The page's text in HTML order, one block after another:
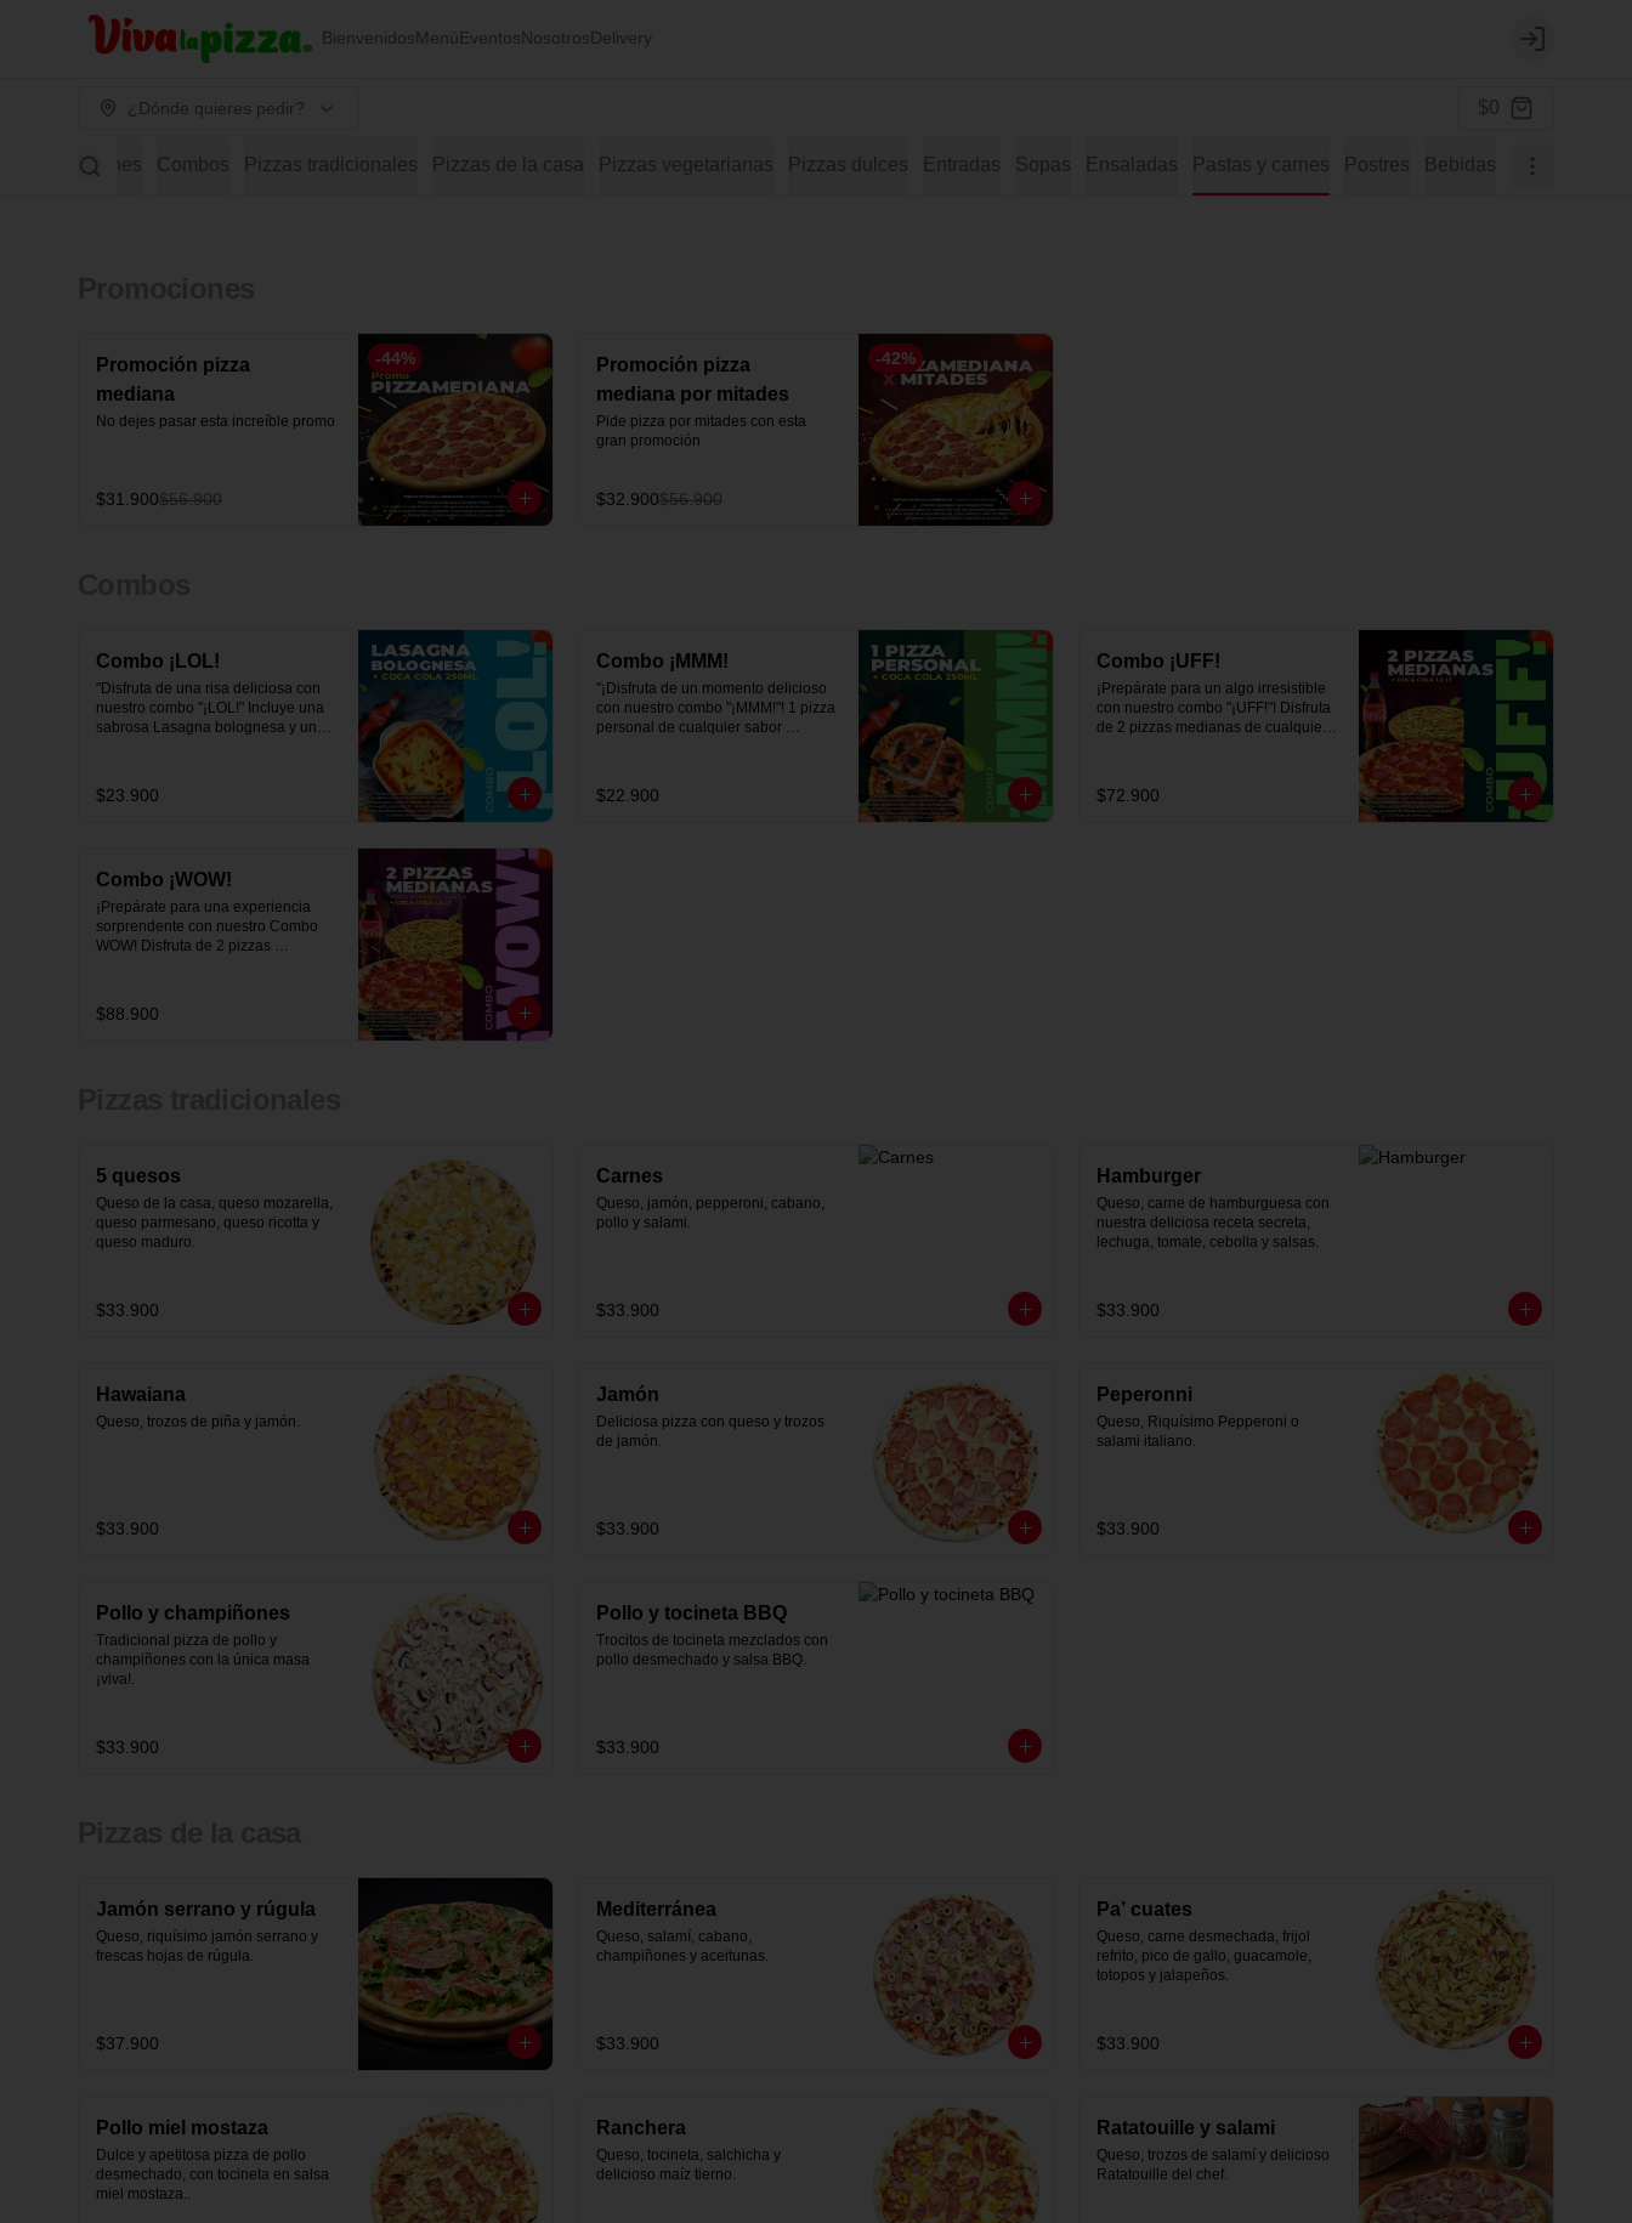
BienvenidosMenúEventosNosotrosDelivery
Login
¿Dónde quieres pedir? $0
Promociones Combos Pizzas tradicionales Pizzas de la casa Pizzas vegetarianas Pizzas dulces Entradas Sopas Ensaladas Pastas y carnes Postres Bebidas
-44%
Promoción pizza
mediana
No dejes pasar esta increíble promo
$31.900$56.900
-42%
Promoción pizza
mediana por mitades
Pide pizza por mitades con esta
gran promoción
$32.900$56.900
Combo ¡LOL!
"Disfruta de una risa deliciosa con
nuestro combo "¡LOL!" Incluye una
sabrosa Lasagna bolognesa y una
experiencia de sabor auténtica y
divertida. ¡Ven y descubre por qué
$23.900
Combo ¡MMM!
"¡Disfruta de un momento delicioso
con nuestro combo "¡MMM!"! 1 pizza
personal de cualquier sabor
cada bocado y déjate llevar por el
placer. ¡Ven y descubre por qué este
$22.900
Combo ¡UFF!
¡Prepárate para un algo irresistible
con nuestro combo "¡UFF!"! Disfruta
de 2 pizzas medianas de cualquier
perfecta para satisfacer tus antojos y
deleitar tus sentidos. ¡Ven y
$72.900
Combo ¡WOW!
¡Prepárate para una experiencia
sorprendente con nuestro Combo
WOW! Disfruta de 2 pizzas
Coca-Cola de 1,5 litros. Una
combinación explosiva de sabores y
$88.900
5 quesos
Queso de la casa, queso mozarella,
queso parmesano, queso ricotta y
queso maduro.
$33.900
Carnes
Queso, jamón, pepperoni, cabano,
pollo y salami.
$33.900
Hamburger
Queso, carne de hamburguesa con
nuestra deliciosa receta secreta,
lechuga, tomate, cebolla y salsas.
$33.900
Hawaiana
Queso, trozos de piña y jamón.
$33.900
Jamón
Deliciosa pizza con queso y trozos
de jamón.
$33.900
Peperonni
Queso, Riquísimo Pepperoni o
salami italiano.
$33.900
Pollo y champiñones
Tradicional pizza de pollo y
champiñones con la única masa
¡viva!.
$33.900
Pollo y tocineta BBQ
Trocitos de tocineta mezclados con
pollo desmechado y salsa BBQ.
$33.900
Jamón serrano y rúgula
Queso, riquísimo jamón serrano y
frescas hojas de rúgula.
$37.900
Mediterránea
Queso, salamí, cabano,
champiñones y aceitunas.
$33.900
Pa’ cuates
Queso, carne desmechada, frijol
refrito, pico de gallo, guacamole,
totopos y jalapeños.
$33.900
Pollo miel mostaza
Dulce y apetitosa pizza de pollo
desmechado, con tocineta en salsa
miel mostaza..
Ranchera
Queso, tocineta, salchicha y
delicioso maíz tierno.
Ratatouille y salami
Queso, trozos de salamí y delicioso
Ratatouille del chef.